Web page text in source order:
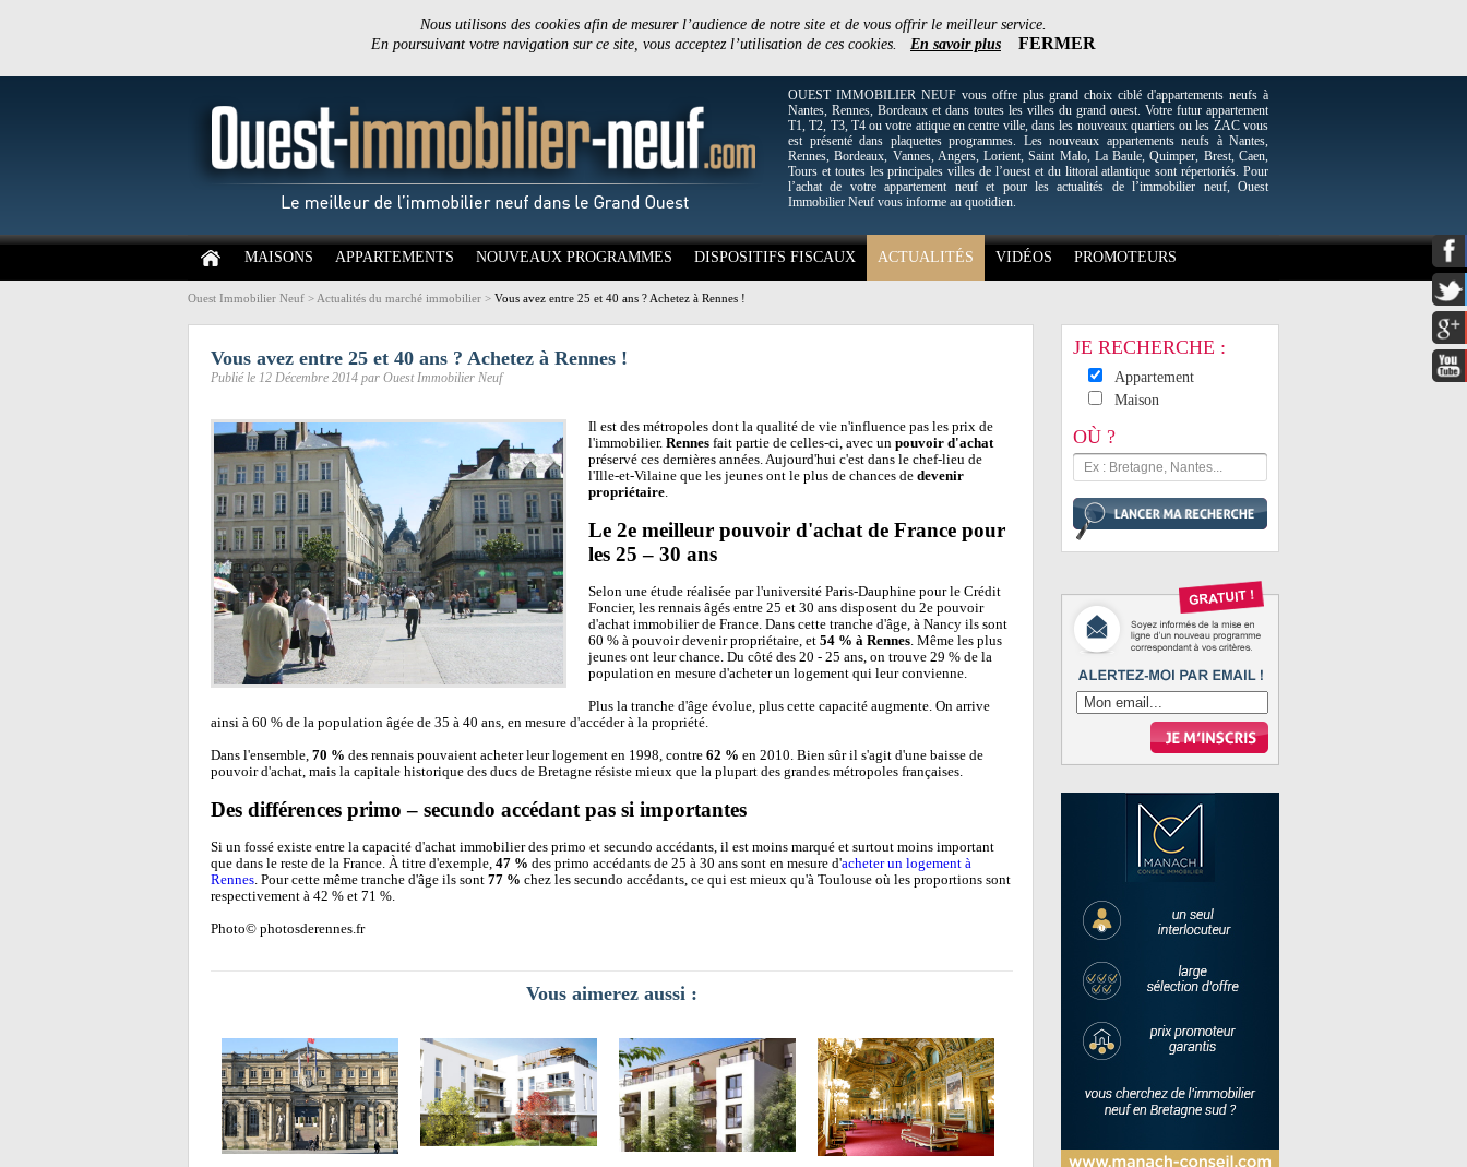
Nous utilisons des cookies afin de mesurer l’audience de notre site et de vous offrir le meilleur service.
En poursuivant votre navigation sur ce site, vous acceptez l’utilisation de ces cookies. En savoir plus FERMER
OUEST IMMOBILIER NEUF vous offre plus grand choix ciblé d'appartements neufs à
Nantes, Rennes, Bordeaux et dans toutes les villes du grand ouest. Votre futur appartement
T1, T2, T3, T4 ou votre attique en centre ville, dans les nouveaux quartiers ou les ZAC vous
est présenté dans plaquettes programmes. Les nouveaux appartements neufs à Nantes,
Rennes, Bordeaux, Vannes, Angers, Lorient, Saint Malo, La Baule, Quimper, Brest, Caen,
Tours et toutes les principales villes de l’ouest et du littoral atlantique sont répertoriés. Pour
l’achat de votre appartement neuf et pour les actualités de l’immobilier neuf, Ouest
Immobilier Neuf vous informe au quotidien.
MAISONS APPARTEMENTS NOUVEAUX PROGRAMMES DISPOSITIFS FISCAUX ACTUALITÉS VIDÉOS PROMOTEURS
Ouest Immobilier Neuf > Actualités du marché immobilier > Vous avez entre 25 et 40 ans ? Achetez à Rennes !
Vous avez entre 25 et 40 ans ? Achetez à Rennes !
Publié le 12 Décembre 2014 par Ouest Immobilier Neuf
Il est des métropoles dont la qualité de vie n'influence pas les prix de
l'immobilier. Rennes fait partie de celles-ci, avec un pouvoir d'achat
préservé ces dernières années. Aujourd'hui c'est dans le chef-lieu de
l'Ille-et-Vilaine que les jeunes ont le plus de chances de devenir
propriétaire.
Le 2e meilleur pouvoir d'achat de France pour
les 25 – 30 ans
Selon une étude réalisée par l'université Paris-Dauphine pour le Crédit
Foncier, les rennais âgés entre 25 et 30 ans disposent du 2e pouvoir
d'achat immobilier de France. Dans cette tranche d'âge, à Nancy ils sont
60 % à pouvoir devenir propriétaire, et 54 % à Rennes. Même les plus
jeunes ont leur chance. Du côté des 20 - 25 ans, on trouve 29 % de la
population en mesure d'acheter un logement qui leur convienne.
Plus la tranche d'âge évolue, plus cette capacité augmente. On arrive
ainsi à 60 % de la population âgée de 35 à 40 ans, en mesure d'accéder à la propriété.
Dans l'ensemble, 70 % des rennais pouvaient acheter leur logement en 1998, contre 62 % en 2010. Bien sûr il s'agit d'une baisse de
pouvoir d'achat, mais la capitale historique des ducs de Bretagne résiste mieux que la plupart des grandes métropoles françaises.
Des différences primo – secundo accédant pas si importantes
Si un fossé existe entre la capacité d'achat immobilier des primo et secundo accédants, il est moins marqué et surtout moins important
que dans le reste de la France. À titre d'exemple, 47 % des primo accédants de 25 à 30 ans sont en mesure d'acheter un logement à
Rennes . Pour cette même tranche d'âge ils sont 77 % chez les secundo accédants, ce qui est mieux qu'à Toulouse où les proportions sont
respectivement à 42 % et 71 %.
Photo© photosderennes.fr
Vous aimerez aussi :
JE RECHERCHE :
Appartement
Maison
OÙ ?